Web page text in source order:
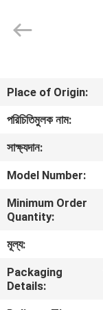
পণ্য
ভিআর
আমাদের
and
Mechanical
Place of Origin:
পরিচিতিমুলক নাম:
সাক্ষ্যদান:
Model Number:
Minimum Order
Quantity:
মূল্য:
Packaging
Details: